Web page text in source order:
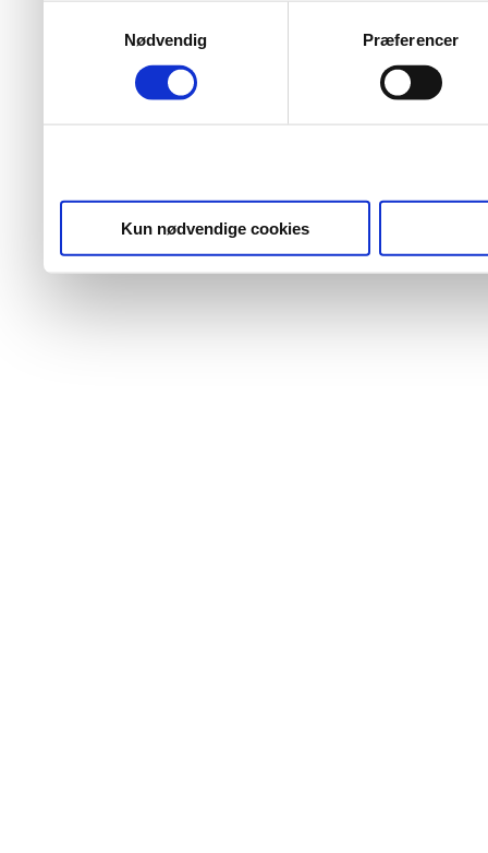
Nødvendig
Præferencer
Kun nødvendige cookies